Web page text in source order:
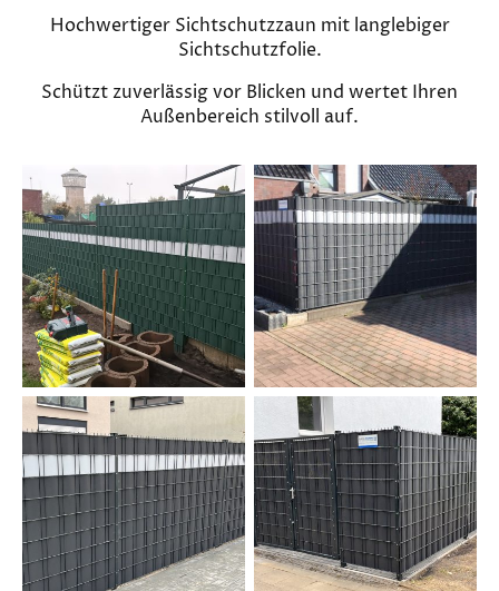
Hochwertiger Sichtschutzzaun mit langlebiger
Sichtschutzfolie.
Schützt zuverlässig vor Blicken und wertet Ihren
Außenbereich stilvoll auf.